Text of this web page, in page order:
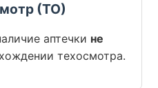
(ТО)
аптечки не
техосмотра.